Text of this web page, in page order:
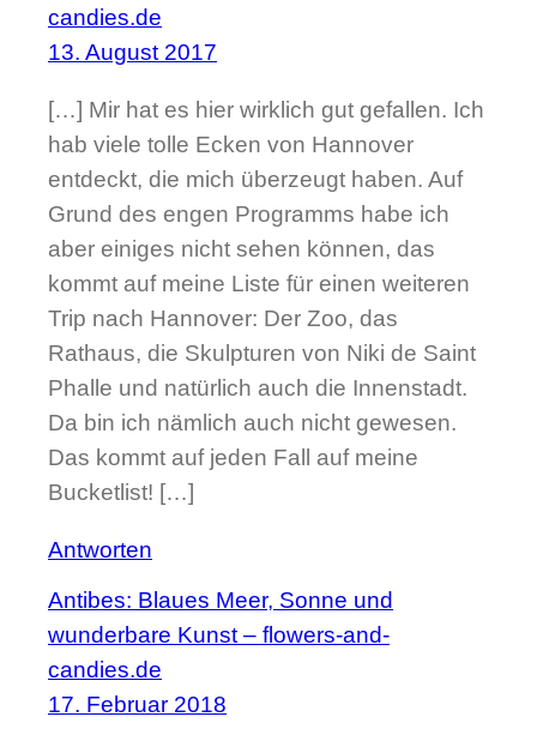
candies.de
13. August 2017
[…] Mir hat es hier wirklich gut gefallen. Ich
hab viele tolle Ecken von Hannover
entdeckt, die mich überzeugt haben. Auf
Grund des engen Programms habe ich
aber einiges nicht sehen können, das
kommt auf meine Liste für einen weiteren
Trip nach Hannover: Der Zoo, das
Rathaus, die Skulpturen von Niki de Saint
Phalle und natürlich auch die Innenstadt.
Da bin ich nämlich auch nicht gewesen.
Das kommt auf jeden Fall auf meine
Bucketlist! […]
Antworten
Antibes: Blaues Meer, Sonne und
wunderbare Kunst – flowers-and-
candies.de
17. Februar 2018